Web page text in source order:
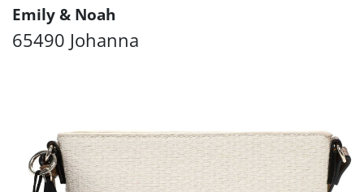
Emily & Noah
65490 Johanna